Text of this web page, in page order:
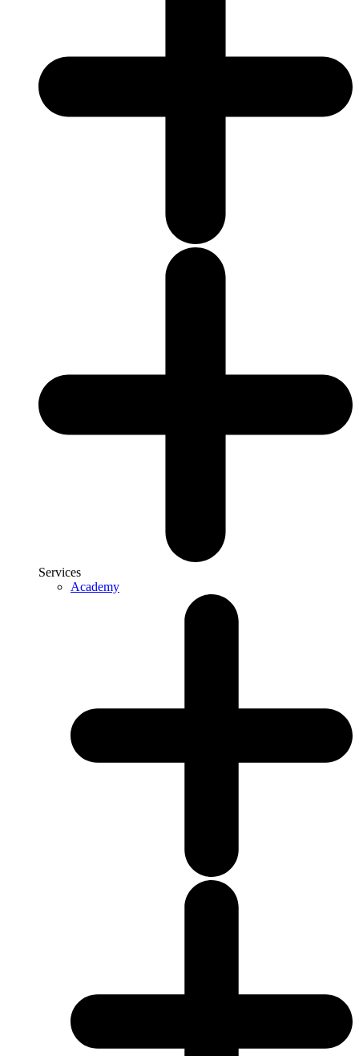
Services
Academy